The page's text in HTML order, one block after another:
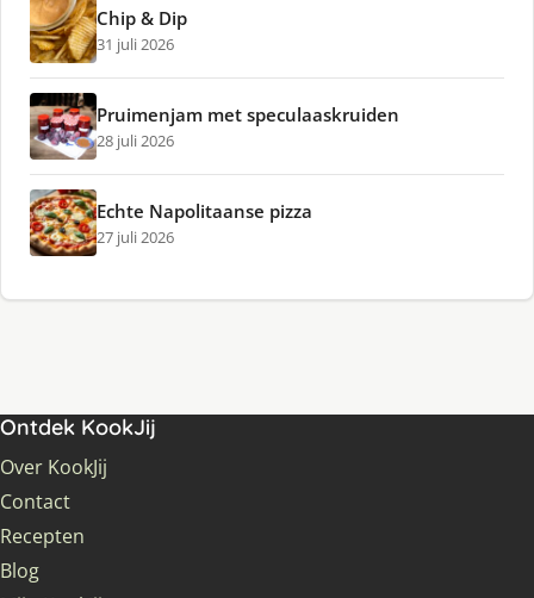
Chip & Dip
31 juli 2026
Pruimenjam met speculaaskruiden
28 juli 2026
Echte Napolitaanse pizza
27 juli 2026
Ontdek KookJij
Over KookJij
Contact
Recepten
Blog